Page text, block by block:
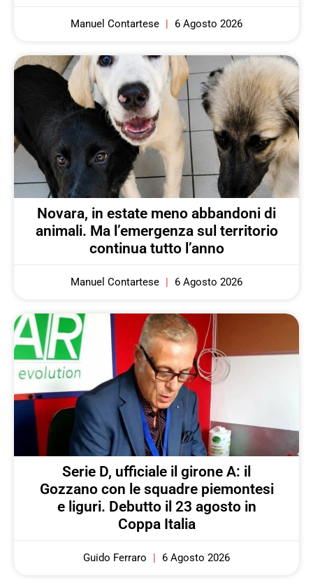
Manuel Contartese 6 Agosto 2026
Novara, in estate meno abbandoni di
animali. Ma l’emergenza sul territorio
continua tutto l’anno
Manuel Contartese 6 Agosto 2026
Serie D, ufficiale il girone A: il
Gozzano con le squadre piemontesi
e liguri. Debutto il 23 agosto in
Coppa Italia
Guido Ferraro 6 Agosto 2026